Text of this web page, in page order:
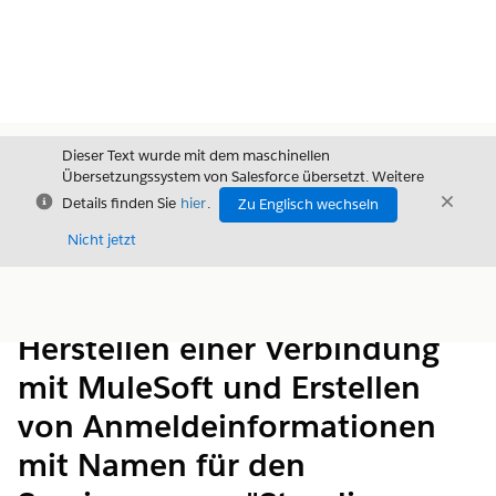
Schließen
Dieser Text wurde mit dem maschinellen
Übersetzungssystem von Salesforce übersetzt. Weitere
Details finden Sie hier.
Zu Englisch wechseln
Nicht jetzt
Herstellen einer Verbindung
mit MuleSoft und Erstellen
von Anmeldeinformationen
mit Namen für den